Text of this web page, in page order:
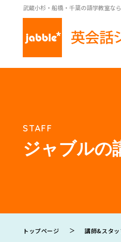
武蔵小杉・船橋・千葉の語学教室な
STAFF
ジャブルの
トップページ ＞ 講師&スタッ